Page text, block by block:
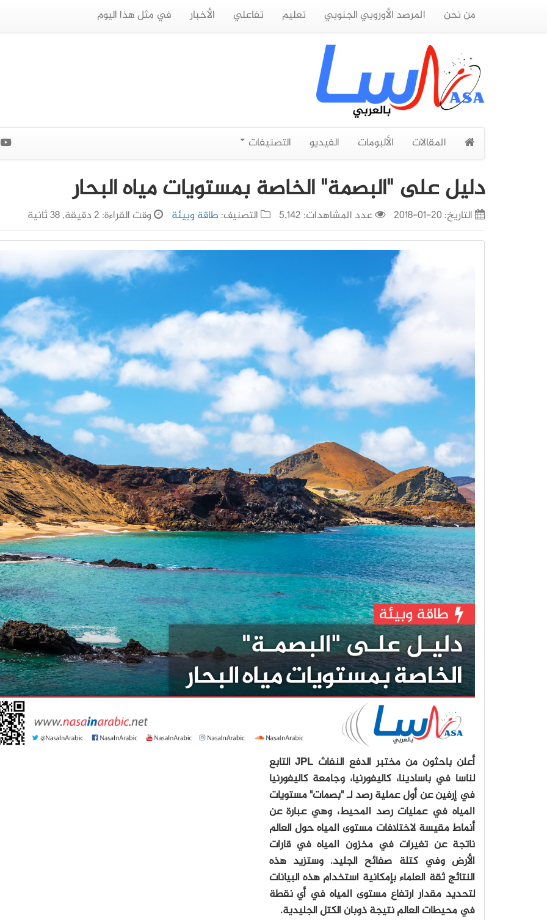
من نحن المرصد الأوروبي الجنوبي تعليم تفاعلي الأخبار في مثل هذا اليوم
المقالات الألبومات الفيديو التصنيفات
دليل على "البصمة" الخاصة بمستويات مياه البحار
التاريخ:20-01-2018 عدد المشاهدات: 5,142 التصنيف: طاقة وبيئة وقت القراءة: 2 دقيقة, 38 ثانية
أعلن باحثون من مختبر الدفع النفاث JPL التابع
لناسا في باسادينا، كاليفورنيا، وجامعة كاليفورنيا
في إرفين عن أول عملية رصد لـ "بصمات" مستويات
المياه في عمليات رصد المحيط، وهي عبارة عن
أنماط مقيسة لاختلافات مستوى المياه حول العالم
ناتجة عن تغيرات في مخزون المياه في قارات
الأرض وفي كتلة صفائح الجليد. وستزيد هذه
النتائج ثقة العلماء بإمكانية استخدام هذه البيانات
لتحديد مقدار ارتفاع مستوى المياه في أي نقطة
في محيطات العالم نتيجة ذوبان الكتل الجليدية.